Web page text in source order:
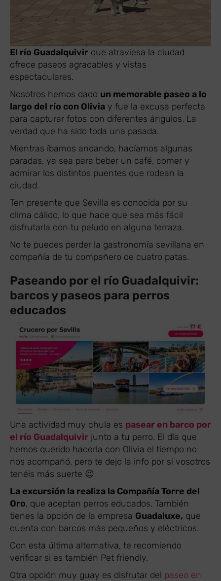
El río Guadalquivir que atraviesa la ciudad
ofrece paseos agradables y vistas
espectaculares.
Nosotros hemos dado un memorable paseo a lo
largo del río con Olivia y fue la excusa perfecta
para capturar fotos con diferentes ángulos. La
verdad que ha sido toda una pasada.
Mientras íbamos andando, hacíamos algunas
paradas, ya sea para beber un café, comer y
admirar los distintos puentes que rodean la
ciudad.
Ten presente que Sevilla es conocida por su
clima cálido, lo que hace que sea más fácil
disfrutarla con tu peludo en alguna terraza.
No te puedes perder la gastronomía sevillana en
compañía de tu compañero de cuatro patas.
Paseando por el río Guadalquivir:
barcos y paseos para perros
educados
Una actividad muy chula es pasear en barco por
el río Guadalquivir junto a tu perro. El día que
hemos querido hacerla con Olivia el tiempo no
nos acompañó, pero te dejo la info por si vosotros
tenéis más suerte 😉
La excursión la realiza la Compañía Torre del
Oro, que aceptan perros educados. También
tienes la opción de la empresa Guadaluxe, que
cuenta con barcos más pequeños y eléctricos.
Con esta última alternativa, te recomiendo
verificar si es también Pet friendly.
Otra opción muy guay es disfrutar del paseo en